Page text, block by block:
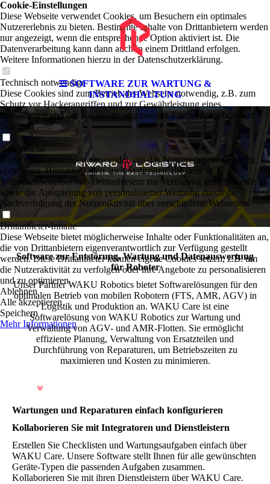
SOFTWARE ZUR WARTUNG &
INSTANDHALTUNG
Software zur Entstörung, Wartung und Datenauswertung
für Roboter
Unser Partner WAKU Robotics bietet Softwarelösungen für den
optimalen Betrieb von mobilen Robotern (FTS, AMR, AGV) in
Logistik und Produktion an. WAKU Care ist eine
Softwarelösung von WAKU Robotics zur Wartung und
Verwaltung von AGV- und AMR-Flotten. Sie ermöglicht
effiziente Planung, Verwaltung von Ersatzteilen und
Durchführung von Reparaturen, um Betriebszeiten zu
maximieren und Kosten zu minimieren.
Wartungen und Reparaturen einfach konfigurieren
Kollaborieren Sie mit Integratoren und Dienstleistern
Erstellen Sie Checklisten und Wartungsaufgaben einfach über
WAKU Care. Unsere Software stellt Ihnen für alle gewünschten
Geräte-Typen die passenden Aufgaben zusammen.
Kollaborieren Sie mit ihren Dienstleistern über WAKU Care.
Cookie-Einstellungen
Diese Webseite verwendet Cookies, um Besuchern ein optimales
Nutzererlebnis zu bieten. Bestimmte Inhalte von Drittanbietern werden
nur angezeigt, wenn die entsprechende Option aktiviert ist. Die
Datenverarbeitung kann dann auch in einem Drittland erfolgen.
Weitere Informationen hierzu in der Datenschutzerklärung.
Technisch notwendige
Diese Cookies sind zum Betrieb der Webseite notwendig, z.B. zum
Schutz vor Hackerangriffen und zur Gewährleistung eines
konsistenten und der Nachfrage angepassten Erscheinungsbilds der
Seite.
Analytische
Diese Cookies werden verwendet, um das Nutzererlebnis weiter zu
optimieren. Hierunter fallen auch Statistiken, die dem
Webseitenbetreiber von Drittanbietern zur Verfügung gestellt werden,
sowie die Ausspielung von personalisierter Werbung durch die
Nachverfolgung der Nutzeraktivität über verschiedene Webseiten.
Drittanbieter-Inhalte
Diese Webseite bietet möglicherweise Inhalte oder Funktionalitäten an,
die von Drittanbietern eigenverantwortlich zur Verfügung gestellt
werden. Diese Drittanbieter können eigene Cookies setzen, z.B. um
die Nutzeraktivität zu verfolgen oder ihre Angebote zu personalisieren
und zu optimieren.
Ablehnen
Alle akzeptieren
Speichern
Mehr Informationen